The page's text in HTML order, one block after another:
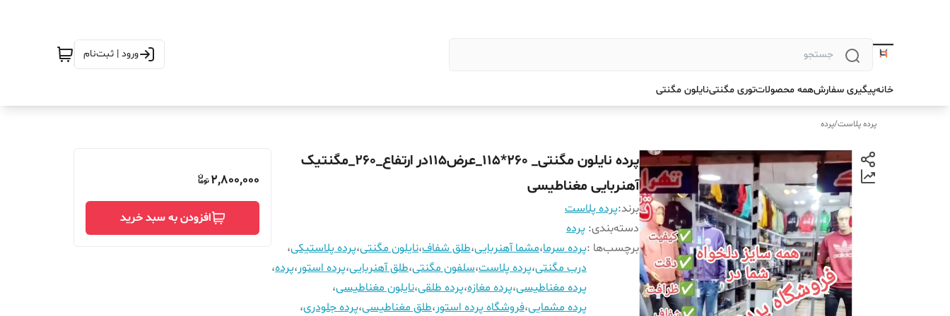
ورود | ثبت‌نام
خانهپیگیری سفارشهمه محصولاتتوری مگنتینایلون مگنتی
پرده پلاست/پرده
پرده نایلون مگنتی_ 260*115_عرض115در ارتفاع_260_مگنتیک
آهنربایی مغناطیسی
برند:پرده پلاست
دسته‌بندی: پرده
برچسب‌ها :پرده سرما،مشما آهنربایی،طلق شفاف،نایلون مگنتی،پرده پلاستیکی،
درب مگنتی،پرده پلاست،سلفون مگنتی،طلق آهنربایی،پرده استور،پرده،
پرده مغناطیسی،پرده مغازه،پرده طلقی،نایلون مغناطیسی،
پرده مشمایی،فروشگاه پرده استور،طلق مغناطیسی،پرده جلودری،
2,800,000
افزودن به سبد خرید